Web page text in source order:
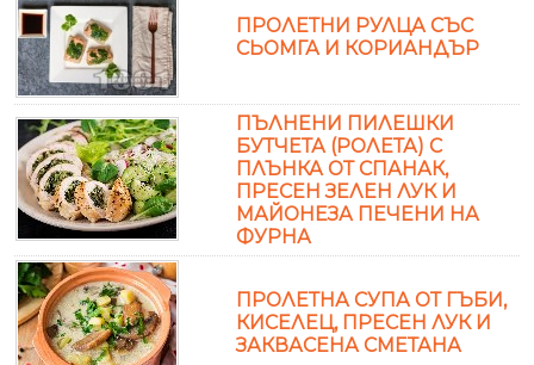
ПРОЛЕТНИ РУЛЦА СЪС
СЬОМГА И КОРИАНДЪР
ПЪЛНЕНИ ПИЛЕШКИ
БУТЧЕТА (РОЛЕТА) С
ПЛЪНКА ОТ СПАНАК,
ПРЕСЕН ЗЕЛЕН ЛУК И
МАЙОНЕЗА ПЕЧЕНИ НА
ФУРНА
ПРОЛЕТНА СУПА ОТ ГЪБИ,
КИСЕЛЕЦ, ПРЕСЕН ЛУК И
ЗАКВАСЕНА СМЕТАНА